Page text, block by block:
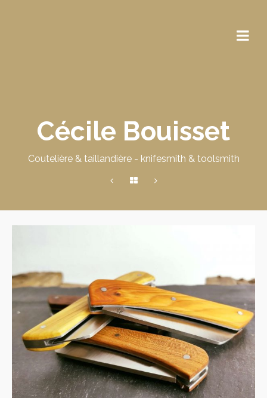
Cécile Bouisset
Coutelière & taillandière - knifesmith & toolsmith